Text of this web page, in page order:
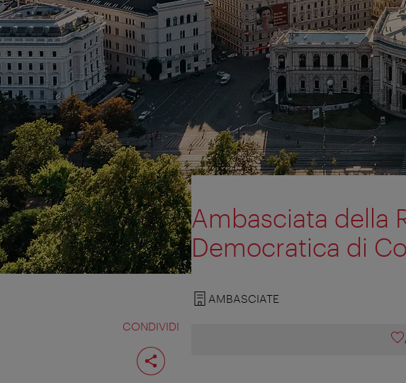
CONDIVIDI
Condividi
pagina
Ambasciata della
Democratica di
AMBASCIATE